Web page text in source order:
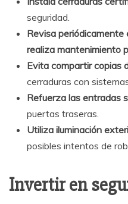
seguridad.
Revisa periódicamente
realiza mantenimiento
Evita compartir copias
cerraduras con
Refuerza las entradas
puertas traseras.
Utiliza iluminación
posibles intentos de
Invertir en